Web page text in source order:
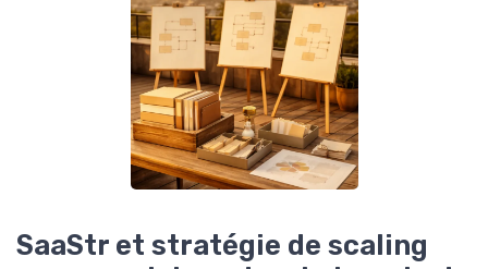
SaaStr et stratégie de scaling